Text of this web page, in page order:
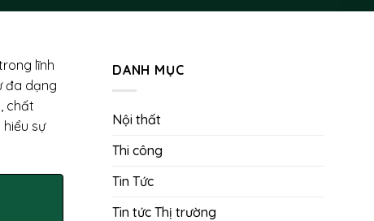
lĩnh
đa dạng
chất
sự
DANH MỤC
Nội thất
Thi công
Tin Tức
Tin tức Thị trường